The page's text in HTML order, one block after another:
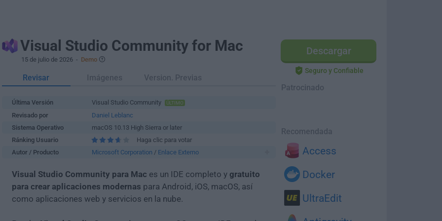
Descargar
Seguro y Confiable
Patrocinado
Recomendada
Access
Docker
UltraEdit
Visual Studio Community for Mac
15 de julio de 2026 - Demo
Revisar Imágenes Version. Previas
Última Versión Visual Studio Community ÚLTIMO
Revisado por
Daniel Leblanc
Sistema Operativo
macOS 10.13 High Sierra or later
Ránking Usuario
Haga clic para votar
Autor / Producto
Microsoft Corporation / Enlace Externo
Visual Studio Community para Mac es un IDE completo y gratuito
para crear aplicaciones modernas para Android, iOS, macOS, así
como aplicaciones web y servicios en la nube.